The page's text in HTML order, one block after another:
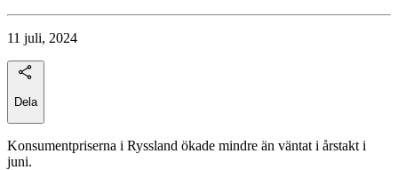
11 juli, 2024
Dela
Konsumentpriserna i Ryssland ökade mindre än väntat i årstakt i
juni.